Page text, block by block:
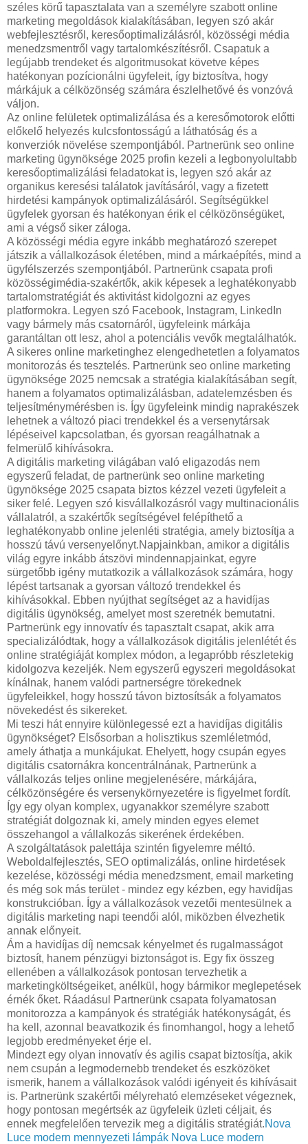
széles körű tapasztalata van a személyre szabott online
marketing megoldások kialakításában, legyen szó akár
webfejlesztésről, keresőoptimalizálásról, közösségi média
menedzsmentről vagy tartalomkészítésről. Csapatuk a
legújabb trendeket és algoritmusokat követve képes
hatékonyan pozícionálni ügyfeleit, így biztosítva, hogy
márkájuk a célközönség számára észlelhetővé és vonzóvá
váljon.
Az online felületek optimalizálása és a keresőmotorok előtti
előkelő helyezés kulcsfontosságú a láthatóság és a
konverziók növelése szempontjából. Partnerünk seo online
marketing ügynöksége 2025 profin kezeli a legbonyolultabb
keresőoptimalizálási feladatokat is, legyen szó akár az
organikus keresési találatok javításáról, vagy a fizetett
hirdetési kampányok optimalizálásáról. Segítségükkel
ügyfelek gyorsan és hatékonyan érik el célközönségüket,
ami a végső siker záloga.
A közösségi média egyre inkább meghatározó szerepet
játszik a vállalkozások életében, mind a márkaépítés, mind a
ügyfélszerzés szempontjából. Partnerünk csapata profi
közösségimédia-szakértők, akik képesek a leghatékonyabb
tartalomstratégiát és aktivitást kidolgozni az egyes
platformokra. Legyen szó Facebook, Instagram, LinkedIn
vagy bármely más csatornáról, ügyfeleink márkája
garantáltan ott lesz, ahol a potenciális vevők megtalálhatók.
A sikeres online marketinghez elengedhetetlen a folyamatos
monitorozás és tesztelés. Partnerünk seo online marketing
ügynöksége 2025 nemcsak a stratégia kialakításában segít,
hanem a folyamatos optimalizálásban, adatelemzésben és
teljesítménymérésben is. Így ügyfeleink mindig naprakészek
lehetnek a változó piaci trendekkel és a versenytársak
lépéseivel kapcsolatban, és gyorsan reagálhatnak a
felmerülő kihívásokra.
A digitális marketing világában való eligazodás nem
egyszerű feladat, de partnerünk seo online marketing
ügynöksége 2025 csapata biztos kézzel vezeti ügyfeleit a
siker felé. Legyen szó kisvállalkozásról vagy multinacionális
vállalatról, a szakértők segítségével felépíthető a
leghatékonyabb online jelenléti stratégia, amely biztosítja a
hosszú távú versenyelőnyt.Napjainkban, amikor a digitális
világ egyre inkább átszövi mindennapjainkat, egyre
sürgetőbb igény mutatkozik a vállalkozások számára, hogy
lépést tartsanak a gyorsan változó trendekkel és
kihívásokkal. Ebben nyújthat segítséget az a havidíjas
digitális ügynökség, amelyet most szeretnék bemutatni.
Partnerünk egy innovatív és tapasztalt csapat, akik arra
specializálódtak, hogy a vállalkozások digitális jelenlétét és
online stratégiáját komplex módon, a legapróbb részletekig
kidolgozva kezeljék. Nem egyszerű egyszeri megoldásokat
kínálnak, hanem valódi partnerségre törekednek
ügyfeleikkel, hogy hosszú távon biztosítsák a folyamatos
növekedést és sikereket.
Mi teszi hát ennyire különlegessé ezt a havidíjas digitális
ügynökséget? Elsősorban a holisztikus szemléletmód,
amely áthatja a munkájukat. Ehelyett, hogy csupán egyes
digitális csatornákra koncentrálnának, Partnerünk a
vállalkozás teljes online megjelenésére, márkájára,
célközönségére és versenykörnyezetére is figyelmet fordít.
Így egy olyan komplex, ugyanakkor személyre szabott
stratégiát dolgoznak ki, amely minden egyes elemet
összehangol a vállalkozás sikerének érdekében.
A szolgáltatások palettája szintén figyelemre méltó.
Weboldalfejlesztés, SEO optimalizálás, online hirdetések
kezelése, közösségi média menedzsment, email marketing
és még sok más terület - mindez egy kézben, egy havidíjas
konstrukcióban. Így a vállalkozások vezetői mentesülnek a
digitális marketing napi teendői alól, miközben élvezhetik
annak előnyeit.
Ám a havidíjas díj nemcsak kényelmet és rugalmasságot
biztosít, hanem pénzügyi biztonságot is. Egy fix összeg
ellenében a vállalkozások pontosan tervezhetik a
marketingköltségeiket, anélkül, hogy bármikor meglepetések
érnék őket. Ráadásul Partnerünk csapata folyamatosan
monitorozza a kampányok és stratégiák hatékonyságát, és
ha kell, azonnal beavatkozik és finomhangol, hogy a lehető
legjobb eredményeket érje el.
Mindezt egy olyan innovatív és agilis csapat biztosítja, akik
nem csupán a legmodernebb trendeket és eszközöket
ismerik, hanem a vállalkozások valódi igényeit és kihívásait
is. Partnerünk szakértői mélyreható elemzéseket végeznek,
hogy pontosan megértsék az ügyfeleik üzleti céljait, és
ennek megfelelően tervezik meg a digitális stratégiát.Nova
Luce modern mennyezeti lámpák Nova Luce modern